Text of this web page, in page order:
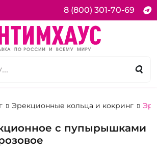
8 (800) 301-70-69
Эрекционные кольца и кокринг
с пупырышками